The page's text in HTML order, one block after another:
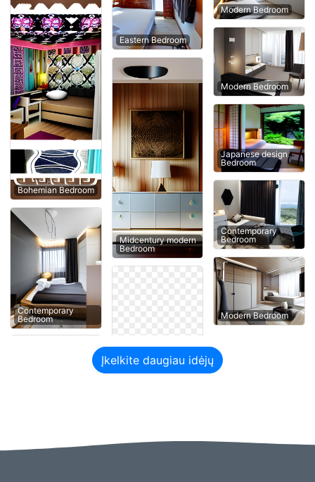
Bohemian Bedroom
Contemporary
Bedroom
Eastern Bedroom
Midcentury modern
Bedroom
Modern Bedroom
Modern Bedroom
Japanese design
Bedroom
Contemporary
Bedroom
Modern Bedroom
Įkelkite daugiau idėjų